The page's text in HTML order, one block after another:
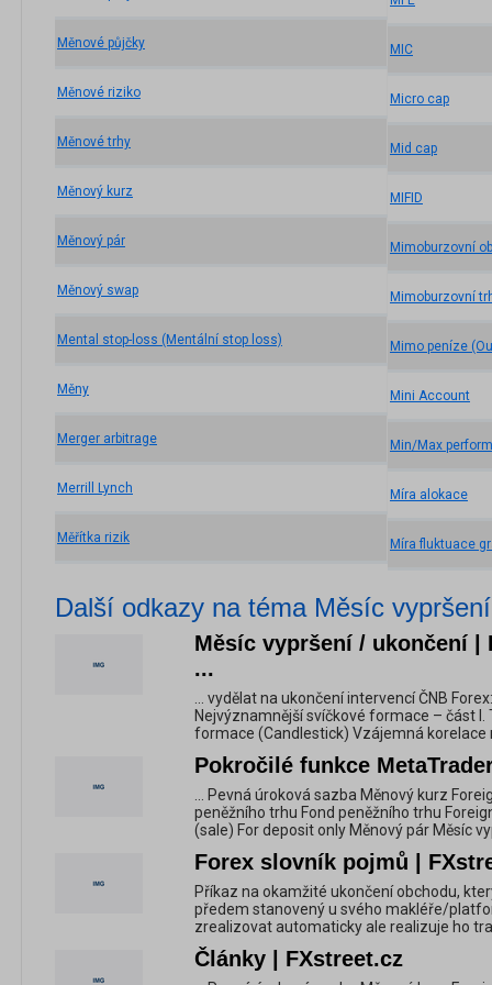
Měnové půjčky
Měnové riziko
Měnové trhy
Měnový kurz
Měnový pár
Měnový swap
Mental stop-loss (Mentální stop loss)
Měny
Merger arbitrage
Merrill Lynch
Měřítka rizik
MIC
Micro cap
Mid cap
MIFID
Mimoburzovní
Mimoburzovní
Mimo peníze
Mini Account
Min/Max
Míra alokace
Míra fluktuace
Další odkazy na téma Měsíc
Měsíc vypršení / ukončení |
...
... vydělat na ukončení intervencí ČNB
Nejvýznamnější svíčkové formace – část
formace (Candlestick) Vzájemná korelace
Pokročilé funkce
... Pevná úroková sazba Měnový kurz
peněžního trhu Fond peněžního trhu
(sale) For deposit only Měnový pár Měsíc
Forex slovník pojmů |
Příkaz na okamžité ukončení obchodu,
předem stanovený u svého makléře/
zrealizovat automaticky ale realizuje ho
Články | FXstreet.cz